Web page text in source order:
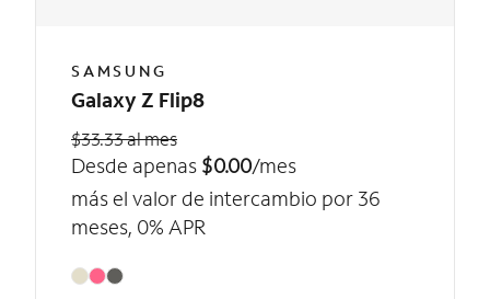
SAMSUNG
Galaxy Z Flip8
$33.33 al mes
Desde apenas $0.00/mes
más el valor de intercambio por 36
meses, 0% APR